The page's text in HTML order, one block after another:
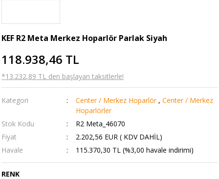
KEF R2 Meta Merkez Hoparlör Parlak Siyah
118.938,46 TL
*13.232,89 TL den başlayan taksitlerle!
Kategori Center / Merkez Hoparlör , Center / Merkez
Hoparlörler
Stok Kodu
R2 Meta_46070
Fiyat
2.202,56 EUR ( KDV DAHİL)
Havale
115.370,30 TL (%3,00 havale indirimi)
RENK